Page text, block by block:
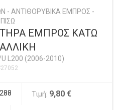
- ΑΝΤΙΘΟΡΥΒΙΚΑ ΕΜΠΡΟΣ -
ΠΙΣΩ
ΕΜΠΡΟΣ ΚΑΤΩ
L200 (2006-2010)
Τιμή: 9,80 €